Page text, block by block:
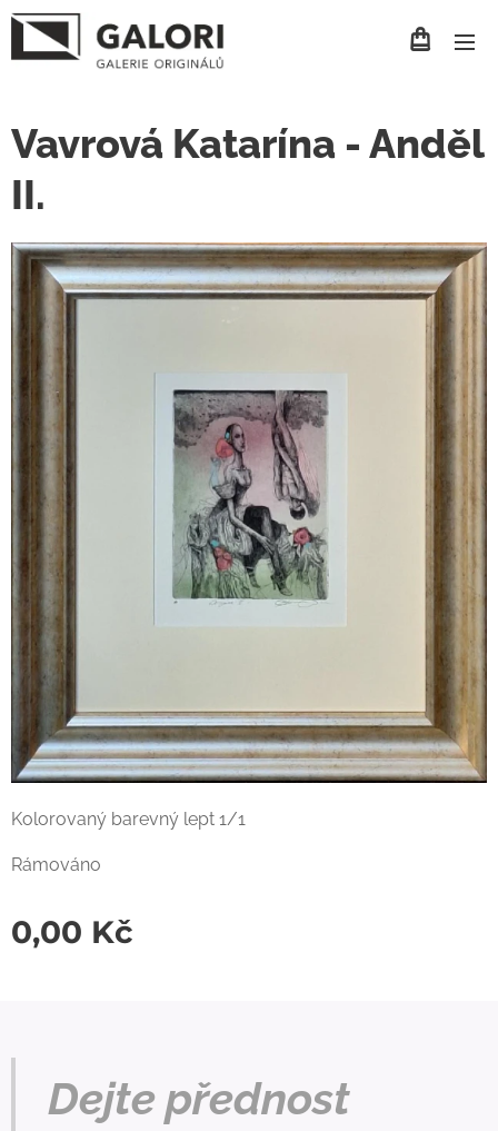
Vavrová Katarína - Anděl
II.
Kolorovaný barevný lept 1/1
Rámováno
0,00 Kč
Dejte přednost